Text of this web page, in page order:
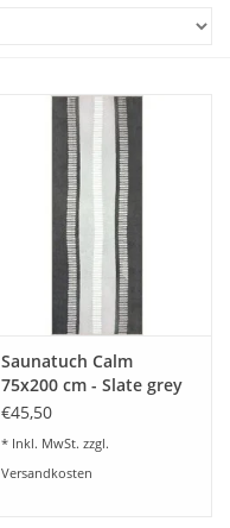
Saunatuch Calm
75x200 cm - Slate grey
€45,50
* Inkl. MwSt. zzgl.
Versandkosten